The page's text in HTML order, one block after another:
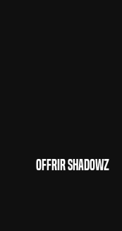
Offrir Shadowz